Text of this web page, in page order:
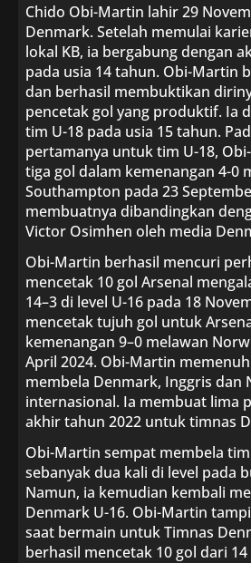
Chido Obi-Martin lahir 29
Denmark. Setelah memulai
lokal KB, ia bergabung dengan
pada usia 14 tahun. Obi-Martin
dan berhasil membuktikan
pencetak gol yang produktif. Ia
tim U-18 pada usia 15 tahun.
pertamanya untuk tim U-18,
tiga gol dalam kemenangan 4-0
Southampton pada 23
membuatnya dibandingkan
Victor Osimhen oleh media
Obi-Martin berhasil mencuri
mencetak 10 gol Arsenal
14–3 di level U-16 pada 18
mencetak tujuh gol untuk
kemenangan 9–0 melawan
April 2024. Obi-Martin
membela Denmark, Inggris dan
internasional. Ia membuat lima
akhir tahun 2022 untuk timnas
Obi-Martin sempat membela
sebanyak dua kali di level pada
Namun, ia kemudian kembali
Denmark U-16. Obi-Martin
saat bermain untuk Timnas
berhasil mencetak 10 gol dari